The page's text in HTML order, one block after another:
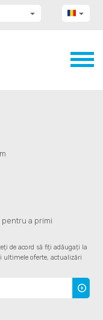
a primi
de acord să fiți adăugați la
ultimele oferte, actualizări